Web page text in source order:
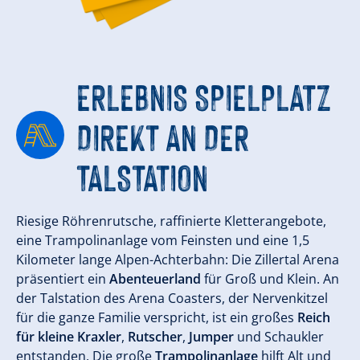
ERLEBNIS SPIELPLATZ
DIREKT AN DER
TALSTATION
Riesige Röhrenrutsche, raffinierte Kletterangebote,
eine Trampolinanlage vom Feinsten und eine 1,5
Kilometer lange Alpen-Achterbahn: Die Zillertal Arena
präsentiert ein Abenteuerland für Groß und Klein. An
der Talstation des Arena Coasters, der Nervenkitzel
für die ganze Familie verspricht, ist ein großes Reich
für kleine Kraxler, Rutscher, Jumper und Schaukler
entstanden. Die großeTrampolinanlage hilft Alt und